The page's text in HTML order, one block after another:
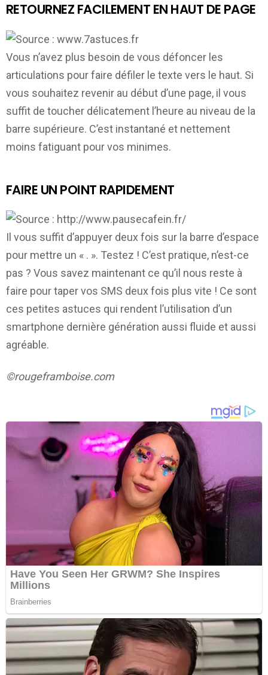
RETOURNEZ FACILEMENT EN HAUT DE PAGE
Vous n’avez plus besoin de vous défoncer les
articulations pour faire défiler le texte vers le haut. Si
vous souhaitez revenir au début d’une page, il vous
suffit de toucher délicatement l’heure au niveau de la
barre supérieure. C’est instantané et nettement
moins fatiguant pour vos minimes.
FAIRE UN POINT RAPIDEMENT
Il vous suffit d’appuyer deux fois sur la barre d’espace
pour mettre un « . ». Testez ! C’est pratique, n’est-ce
pas ? Vous savez maintenant ce qu’il nous reste à
faire pour taper vos SMS deux fois plus vite ! Ce sont
ces petites astuces qui rendent l’utilisation d’un
smartphone dernière génération aussi fluide et aussi
agréable.
©rougeframboise.com